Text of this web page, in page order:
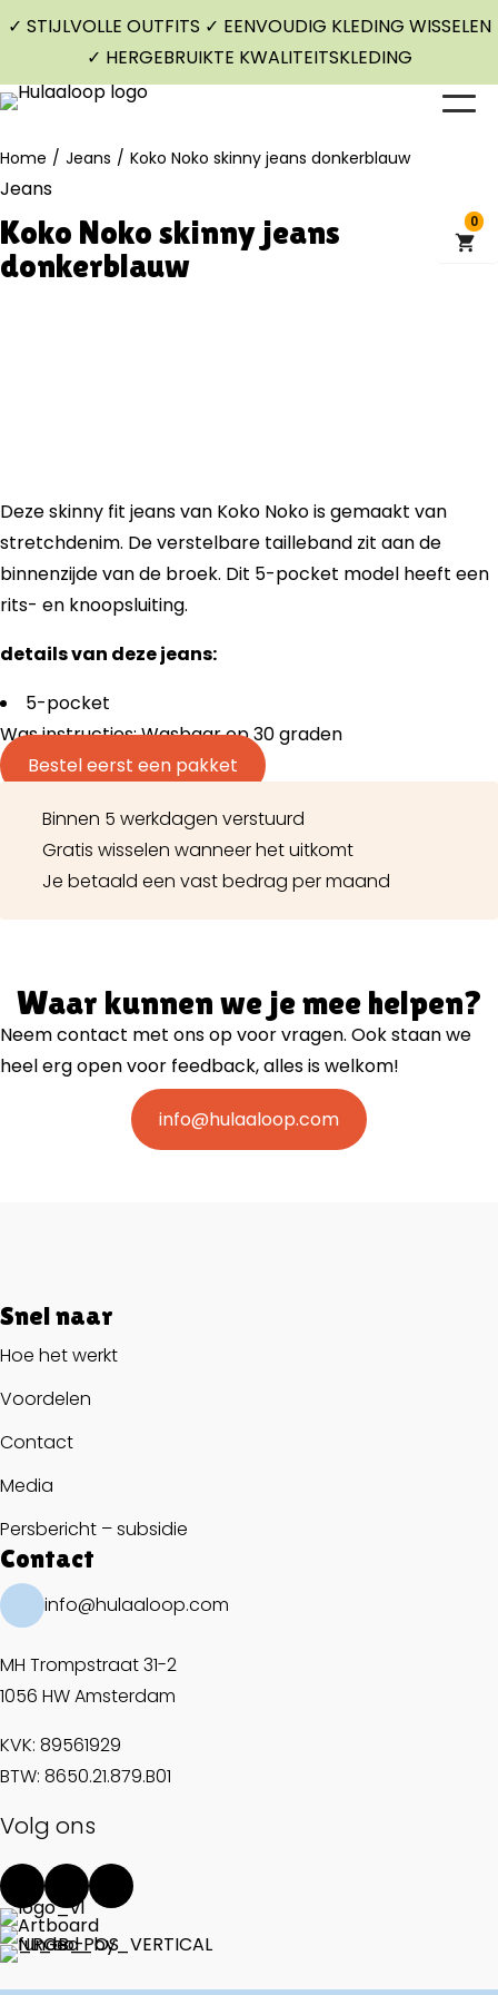
✓ STIJLVOLLE OUTFITS ✓ EENVOUDIG KLEDING WISSELEN
✓ HERGEBRUIKTE KWALITEITSKLEDING
Home / Jeans / Koko Noko skinny jeans donkerblauw
Jeans
Koko Noko skinny jeans
donkerblauw
Deze skinny fit jeans van Koko Noko is gemaakt van
stretchdenim. De verstelbare tailleband zit aan de
binnenzijde van de broek. Dit 5-pocket model heeft een
rits- en knoopsluiting.
details van deze jeans:
5-pocket
Was instructies: Wasbaar op 30 graden
Bestel eerst een pakket
Binnen 5 werkdagen verstuurd
Gratis wisselen wanneer het uitkomt
Je betaald een vast bedrag per maand
Waar kunnen we je mee helpen?
Neem contact met ons op voor vragen. Ook staan we
heel erg open voor feedback, alles is welkom!
info@hulaaloop.com
Snel naar
Hoe het werkt
Voordelen
Contact
Media
Persbericht – subsidie
Contact
info@hulaaloop.com
MH Trompstraat 31-2
1056 HW Amsterdam
KVK: 89561929
BTW: 8650.21.879.B01
Volg ons
0